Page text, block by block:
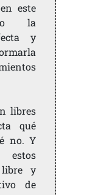
este
la
y
libres
qué
no. Y
estos
libre y
de